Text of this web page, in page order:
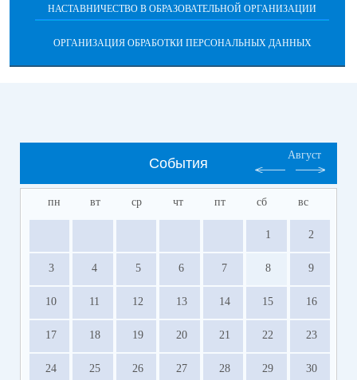
НАСТАВНИЧЕСТВО В ОБРАЗОВАТЕЛЬНОЙ ОРГАНИЗАЦИИ
ОРГАНИЗАЦИЯ ОБРАБОТКИ ПЕРСОНАЛЬНЫХ ДАННЫХ
События
Август
пн вт ср чт пт сб вс
1 2
3 4 5 6 7 8 9
10 11 12 13 14 15 16
17 18 19 20 21 22 23
24 25 26 27 28 29 30